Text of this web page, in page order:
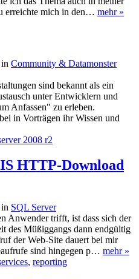
erreichte mich in den… mehr »
in Community & Datamonster
sind bekannt als ein
unter Entwicklern und
Anfassen" zu erleben.
in Vorträgen ihr Wissen und
2008 r2
HTTP-Download
in SQL Server
Anwender trifft, ist dass sich der
des Müßiggangs dann endgültig
der Web-Site dauert bei mir
sind hingegen p… mehr »
, reporting